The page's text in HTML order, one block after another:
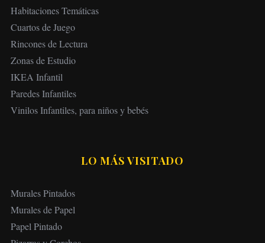
Habitaciones Temáticas
Cuartos de Juego
Rincones de Lectura
Zonas de Estudio
IKEA Infantil
Paredes Infantiles
Vinilos Infantiles, para niños y bebés
LO MÁS VISITADO
Murales Pintados
Murales de Papel
Papel Pintado